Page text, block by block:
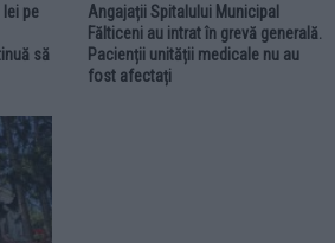
lei pe
să
Angajații Spitalului Municipal
Fălticeni au intrat în grevă generală.
Pacienții unității medicale nu au
fost afectați